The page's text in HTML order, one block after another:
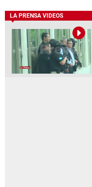
LA PRENSA VIDEOS